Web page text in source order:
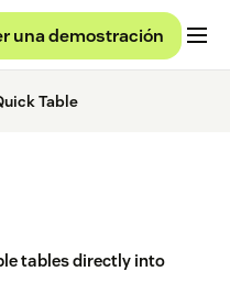
una demostración
Table
tables directly into